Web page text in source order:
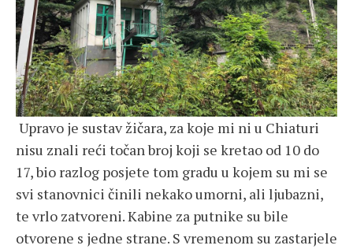
Upravo je sustav žičara, za koje mi ni u Chiaturi
nisu znali reći točan broj koji se kretao od 10 do
17, bio razlog posjete tom gradu u kojem su mi se
svi stanovnici činili nekako umorni, ali ljubazni,
te vrlo zatvoreni. Kabine za putnike su bile
otvorene s jedne strane. S vremenom su zastarjele